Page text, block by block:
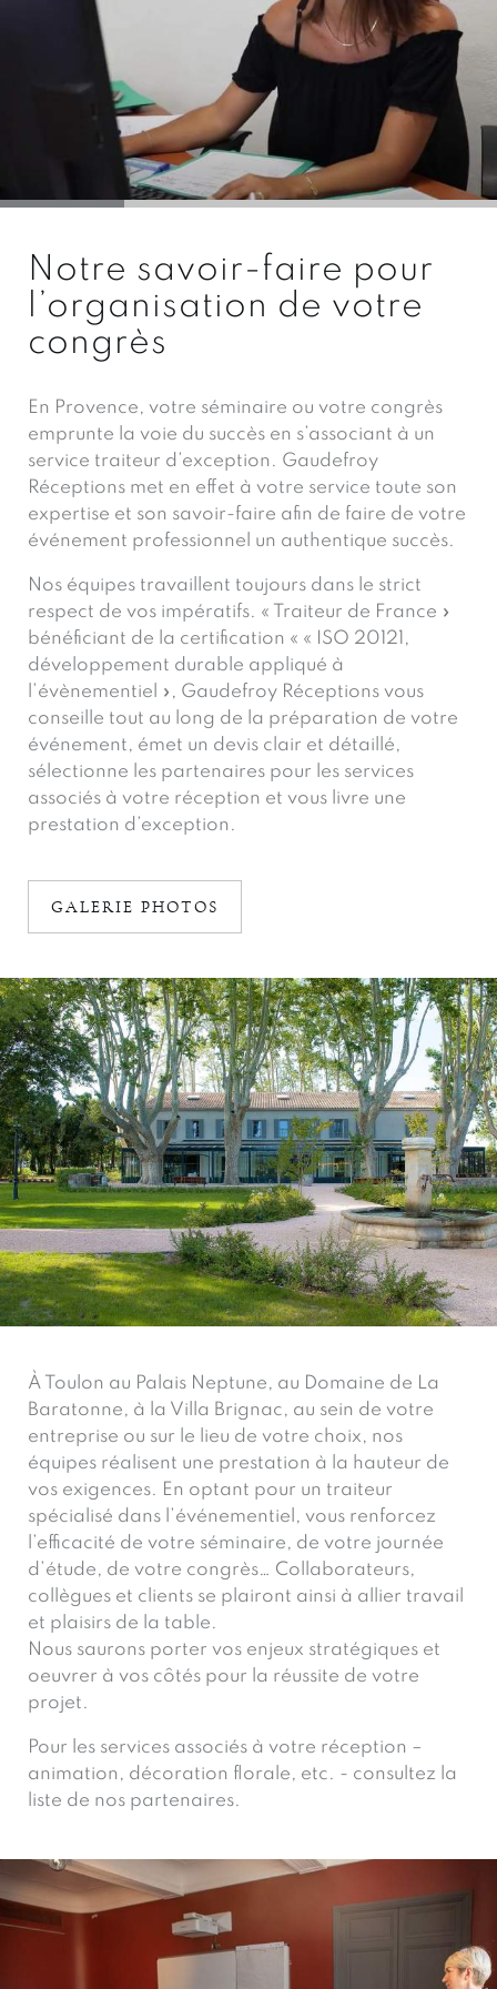
Notre savoir-faire pour
l’organisation de votre
congrès
En Provence, votre séminaire ou votre congrès
emprunte la voie du succès en s’associant à un
service traiteur d’exception. Gaudefroy
Réceptions met en effet à votre service toute son
expertise et son savoir-faire afin de faire de votre
événement professionnel un authentique succès.
Nos équipes travaillent toujours dans le strict
respect de vos impératifs. « Traiteur de France »
bénéficiant de la certification « « ISO 20121,
développement durable appliqué à
l’évènementiel », Gaudefroy Réceptions vous
conseille tout au long de la préparation de votre
événement, émet un devis clair et détaillé,
sélectionne les partenaires pour les services
associés à votre réception et vous livre une
prestation d’exception.
GALERIE PHOTOS
À Toulon au Palais Neptune, au Domaine de La
Baratonne, à la Villa Brignac, au sein de votre
entreprise ou sur le lieu de votre choix, nos
équipes réalisent une prestation à la hauteur de
vos exigences. En optant pour un traiteur
spécialisé dans l’événementiel, vous renforcez
l’efficacité de votre séminaire, de votre journée
d’étude, de votre congrès… Collaborateurs,
collègues et clients se plairont ainsi à allier travail
et plaisirs de la table.
Nous saurons porter vos enjeux stratégiques et
oeuvrer à vos côtés pour la réussite de votre
projet.
Pour les services associés à votre réception –
animation, décoration florale, etc. - consultez la
liste de nos partenaires.